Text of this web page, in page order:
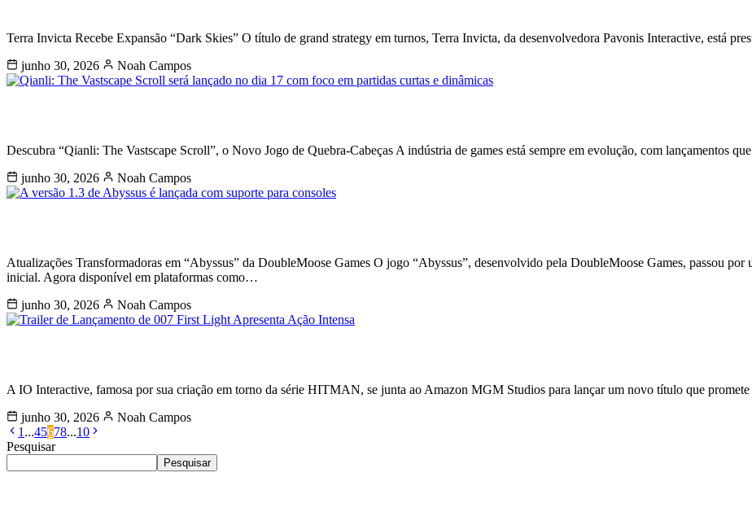
Terra Invicta Recebe Expansão “Dark Skies” O título de grand strategy em turnos, Terra Invicta, da desenvolvedora Pavonis Interactive, está
junho 30, 2026
Noah Campos
Descubra “Qianli: The Vastscape Scroll”, o Novo Jogo de Quebra-Cabeças A indústria de games está sempre em evolução, com lançamentos
junho 30, 2026
Noah Campos
Atualizações Transformadoras em “Abyssus” da DoubleMoose Games O jogo “Abyssus”, desenvolvido pela DoubleMoose Games, passou por
inicial. Agora disponível em plataformas como…
junho 30, 2026
Noah Campos
A IO Interactive, famosa por sua criação em torno da série HITMAN, se junta ao Amazon MGM Studios para lançar um novo título que
junho 30, 2026
Noah Campos
1 ...45678...10
Pesquisar
Pesquisar